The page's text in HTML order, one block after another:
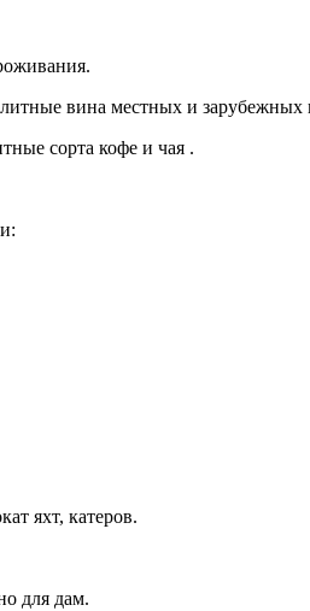
вина местных и зарубежных
сорта кофе и чая .
яхт, катеров.
для дам.